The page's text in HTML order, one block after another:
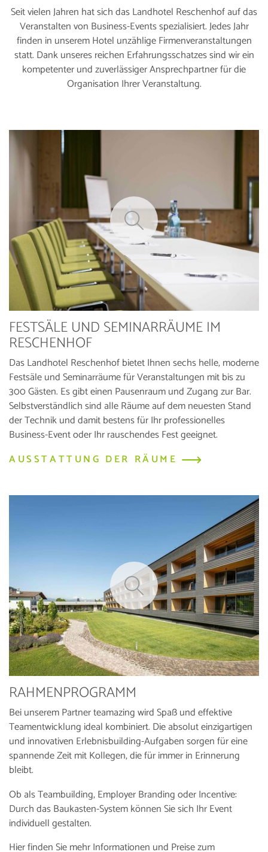
Seit vielen Jahren hat sich das Landhotel Reschenhof auf das
Veranstalten von Business-Events spezialisiert. Jedes Jahr
finden in unserem Hotel unzählige Firmenveranstaltungen
statt. Dank unseres reichen Erfahrungsschatzes sind wir ein
kompetenter und zuverlässiger Ansprechpartner für die
Organisation Ihrer Veranstaltung.
FESTSÄLE UND SEMINARRÄUME IM
RESCHENHOF
Das Landhotel Reschenhof bietet Ihnen sechs helle, moderne
Festsäle und Seminarräume für Veranstaltungen mit bis zu
300 Gästen. Es gibt einen Pausenraum und Zugang zur Bar.
Selbstverständlich sind alle Räume auf dem neuesten Stand
der Technik und damit bestens für Ihr professionelles
Business-Event oder Ihr rauschendes Fest geeignet.
AUSSTATTUNG DER RÄUME
RAHMENPROGRAMM
Bei unserem Partner teamazing wird Spaß und effektive
Teamentwicklung ideal kombiniert. Die absolut einzigartigen
und innovativen Erlebnisbuilding-Aufgaben sorgen für eine
spannende Zeit mit Kollegen, die für immer in Erinnerung
bleibt.
Ob als Teambuilding, Employer Branding oder Incentive:
Durch das Baukasten-System können Sie sich Ihr Event
individuell gestalten.
Hier finden Sie mehr Informationen und Preise zum